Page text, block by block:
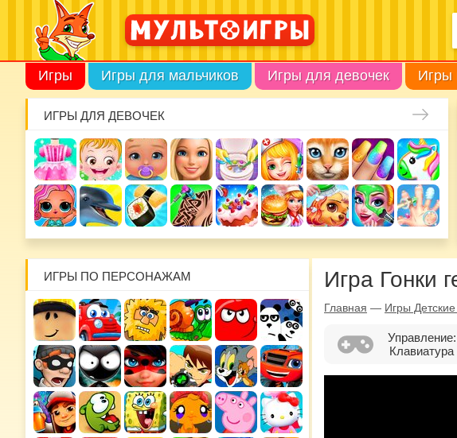
Игры Игры для мальчиков Игры для девочек Игры
ИГРЫ ДЛЯ ДЕВОЧЕК
ИГРЫ ПО ПЕРСОНАЖАМ Игра Гонки
Главная — Игры
Управление:
Клавиатура